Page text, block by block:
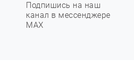
Подпишись на наш
канал в мессенджере
МАХ